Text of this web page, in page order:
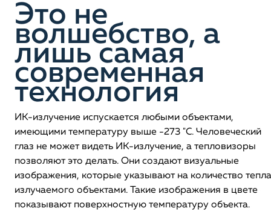
Это не
волшебство, а
лишь самая
современная
технология
ИК-излучение испускается любыми объектами,
имеющими температуру выше -273 "С. Человеческий
глаз не может видеть ИК-излучение, а тепловизоры
позволяют это делать. Они создают визуальные
изображения, которые указывают на количество
излучаемого объектами. Такие изображения в цвете
показывают поверхностную температуру объекта.